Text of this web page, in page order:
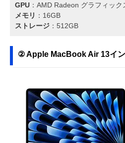
GPU ：AMD Radeon グラフィック
メモリ ：16GB
ストレージ ：512GB
② Apple MacBook Air 13イン